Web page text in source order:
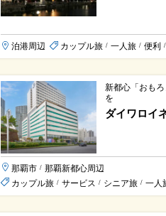
泊港周辺 カップル旅 / 一人旅 / 便利 /
新都心「おも
を
ダイワロイ
那覇市 / 那覇新都心周辺
カップル旅 / サービス / シニア旅 / 一人